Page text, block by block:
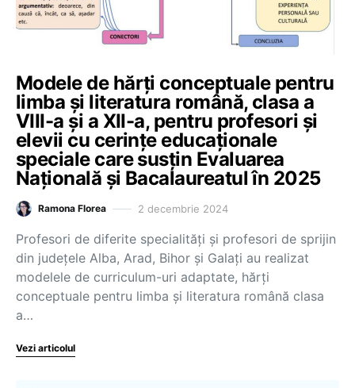
Modele de hărți conceptuale pentru
limba și literatura română, clasa a
VIII-a și a XII-a, pentru profesori și
elevii cu cerințe educaționale
speciale care susțin Evaluarea
Națională și Bacalaureatul în 2025
Ramona Florea 2 decembrie 2024
Profesori de diferite specialități și profesori de sprijin
din județele Alba, Arad, Bihor și Galați au realizat
modelele de curriculum-uri adaptate, hărți
conceptuale pentru limba și literatura română clasa
a…
Vezi articolul